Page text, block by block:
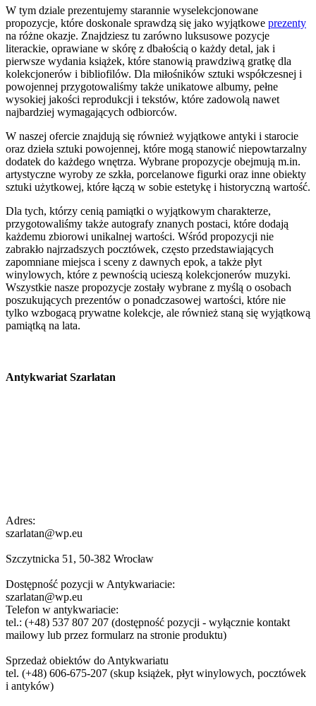
W tym dziale prezentujemy starannie wyselekcjonowane
propozycje, które doskonale sprawdzą się jako wyjątkowe prezenty
na różne okazje. Znajdziesz tu zarówno luksusowe pozycje
literackie, oprawiane w skórę z dbałością o każdy detal, jak i
pierwsze wydania książek, które stanowią prawdziwą gratkę dla
kolekcjonerów i bibliofilów. Dla miłośników sztuki współczesnej i
powojennej przygotowaliśmy także unikatowe albumy, pełne
wysokiej jakości reprodukcji i tekstów, które zadowolą nawet
najbardziej wymagających odbiorców.
W naszej ofercie znajdują się również wyjątkowe antyki i starocie
oraz dzieła sztuki powojennej, które mogą stanowić niepowtarzalny
dodatek do każdego wnętrza. Wybrane propozycje obejmują m.in.
artystyczne wyroby ze szkła, porcelanowe figurki oraz inne obiekty
sztuki użytkowej, które łączą w sobie estetykę i historyczną wartość.
Dla tych, którzy cenią pamiątki o wyjątkowym charakterze,
przygotowaliśmy także autografy znanych postaci, które dodają
każdemu zbiorowi unikalnej wartości. Wśród propozycji nie
zabrakło najrzadszych pocztówek, często przedstawiających
zapomniane miejsca i sceny z dawnych epok, a także płyt
winylowych, które z pewnością ucieszą kolekcjonerów muzyki.
Wszystkie nasze propozycje zostały wybrane z myślą o osobach
poszukujących prezentów o ponadczasowej wartości, które nie
tylko wzbogacą prywatne kolekcje, ale również staną się wyjątkową
pamiątką na lata.
Antykwariat Szarlatan
Adres:
szarlatan@wp.eu
Szczytnicka 51, 50-382 Wrocław
Dostępność pozycji w Antykwariacie:
szarlatan@wp.eu
Telefon w antykwariacie:
tel.: (+48) 537 807 207 (dostępność pozycji - wyłącznie kontakt
mailowy lub przez formularz na stronie produktu)
Sprzedaż obiektów do Antykwariatu
tel. (+48) 606-675-207 (skup książek, płyt winylowych, pocztówek
i antyków)